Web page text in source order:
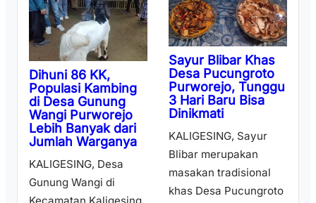
Dihuni 86 KK,
Populasi Kambing
di Desa Gunung
Wangi Purworejo
Lebih Banyak dari
Jumlah Warganya
KALIGESING, Desa
Gunung Wangi di
Sayur Blibar Khas
Desa Pucungroto
Purworejo, Tunggu
3 Hari Baru Bisa
Dinikmati
KALIGESING, Sayur
Blibar merupakan
masakan tradisional
khas Desa Pucungroto